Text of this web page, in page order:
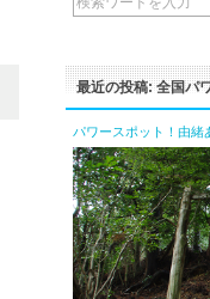
最近の投稿: 全国パ
パワースポット！由緒